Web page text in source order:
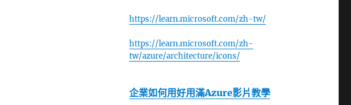
https://learn.microsoft.com/zh-tw/
https://learn.microsoft.com/zh-
tw/azure/architecture/icons/
企業如何用好用滿Azure影片教學